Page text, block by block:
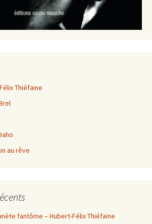
Thiéfaine
au rêve
fantôme – Hubert-Félix Thiéfaine